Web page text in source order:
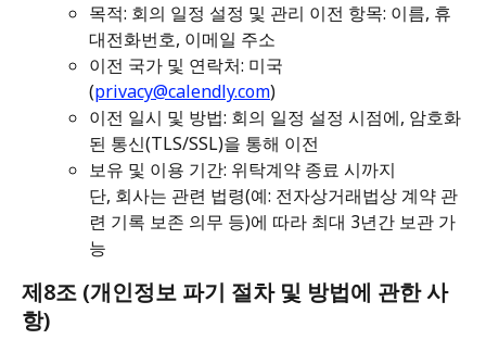
목적: 회의 일정 설정 및 관리 이전 항목: 이름, 휴
대전화번호, 이메일 주소
이전 국가 및 연락처: 미국
(privacy@calendly.com)
이전 일시 및 방법: 회의 일정 설정 시점에, 암호화
된 통신(TLS/SSL)을 통해 이전
보유 및 이용 기간: 위탁계약 종료 시까지
단, 회사는 관련 법령(예: 전자상거래법상 계약 관
련 기록 보존 의무 등)에 따라 최대 3년간 보관 가
능
제8조 (개인정보 파기 절차 및 방법에 관한 사
항)